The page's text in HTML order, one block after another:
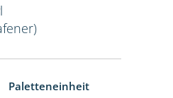
Paletteneinheit